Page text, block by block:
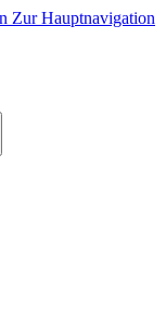
Zur Hauptnavigation